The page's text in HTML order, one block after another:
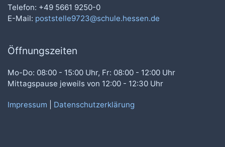
Telefon: +49 5661 9250-0
E-Mail: poststelle9723@schule.hessen.de
Öffnungszeiten
Mo-Do: 08:00 - 15:00 Uhr, Fr: 08:00 - 12:00 Uhr
Mittagspause jeweils von 12:00 - 12:30 Uhr
Impressum Datenschutzerklärung